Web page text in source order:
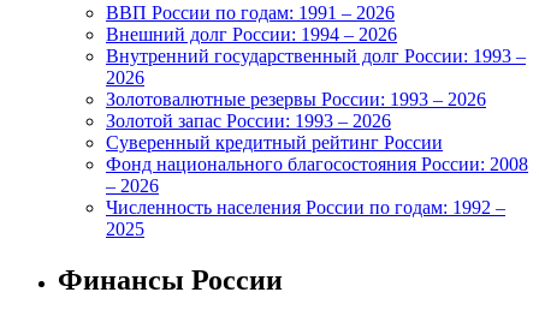
ВВП России по годам: 1991 – 2026
Внешний долг России: 1994 – 2026
Внутренний государственный долг России: 1993 –
2026
Золотовалютные резервы России: 1993 – 2026
Золотой запас России: 1993 – 2026
Суверенный кредитный рейтинг России
Фонд национального благосостояния России: 2008
– 2026
Численность населения России по годам: 1992 –
2025
Финансы России